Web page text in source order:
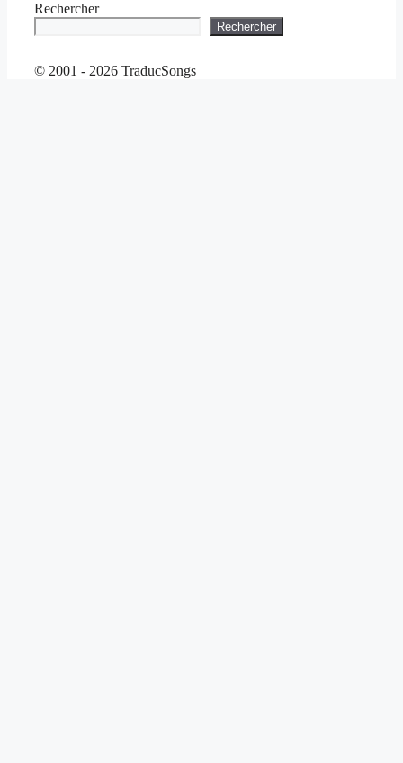
Rechercher
Rechercher
© 2001 - 2026 TraducSongs